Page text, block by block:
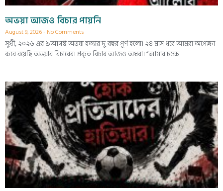
অভয়া আজও বিচার পায়নি
August 9, 2026 No Comments
সুধী, ২০২৬ এর ৯আগষ্ট অভয়া হত্যার দু’ বছর পূর্ণ হলো। ২৪ মাস ধরে আমরা অপেক্ষা
করে রয়েছি অভয়ার বিচারের। প্রকৃত বিচার আজও অধরা। “আমার চক্ষে